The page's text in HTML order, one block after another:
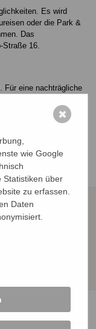
Es wird
oder die Park &
Das
Straße 16.
Für eine nachträgliche
mehr garantieren.
mit Euch!
wie Google
Statistiken über
zu erfassen.
Daten
✖